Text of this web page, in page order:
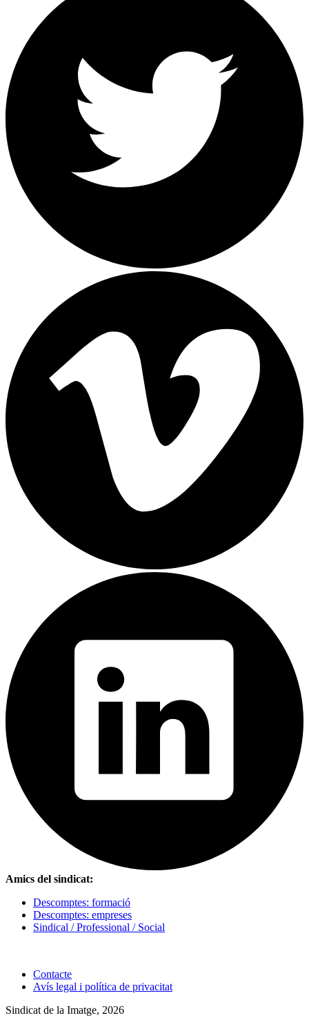
Amics del sindicat:
Descomptes: formació
Descomptes: empreses
Sindical / Professional / Social
Contacte
Avís legal i política de privacitat
Sindicat de la Imatge, 2026